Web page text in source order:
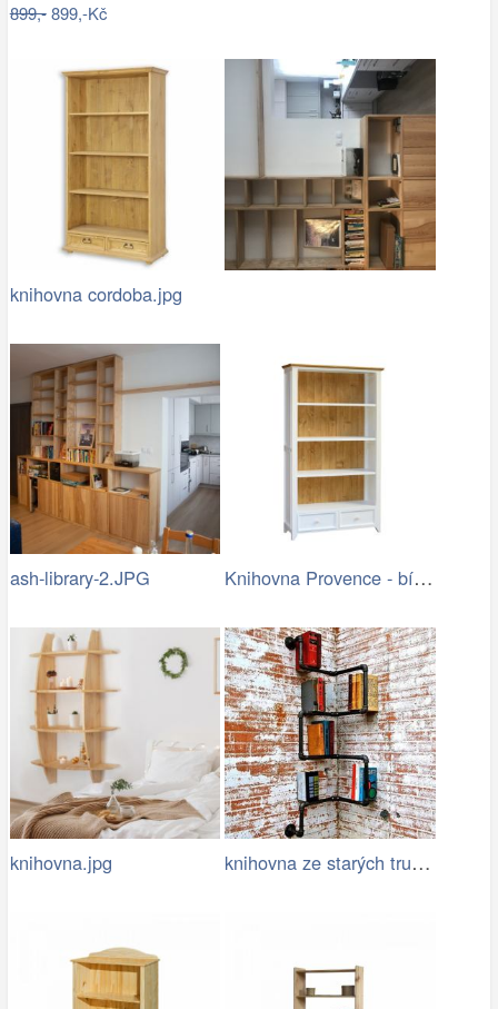
899,-899,-Kč
knihovna cordoba.jpg
ash-library-2.JPG Knihovna Provence - bílá.jpg
knihovna.jpg knihovna ze starých trubek